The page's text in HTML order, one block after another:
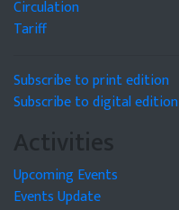
Circulation
Tariff
Subscribe to print edition
Subscribe to digital edition
Activities
Upcoming Events
Events Update